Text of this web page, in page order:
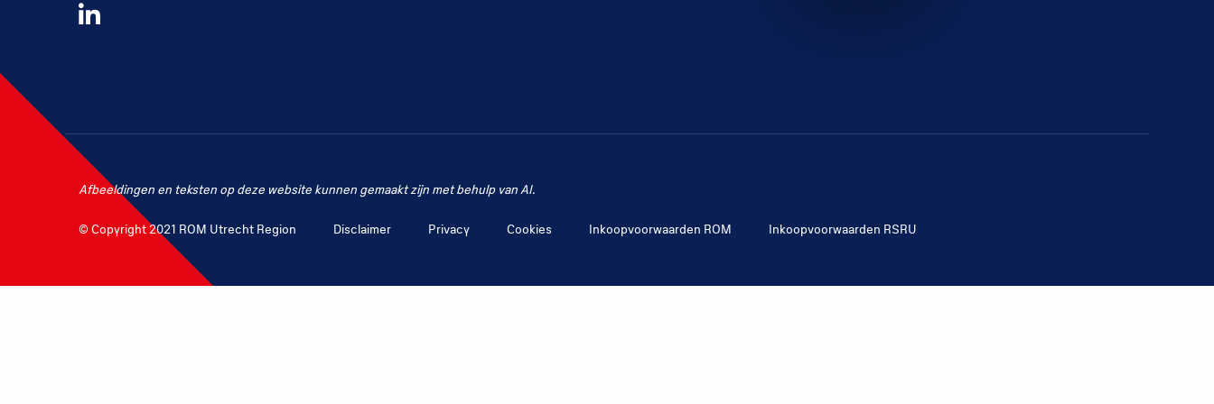
Volg
Afbeeldingen en teksten op deze website kunnen gemaakt zijn met behulp van AI.
© Copyright 2021 ROM Utrecht Region Disclaimer Privacy Cookies Inkoopvoorwaarden ROM Inkoopvoorwaarden RSRU